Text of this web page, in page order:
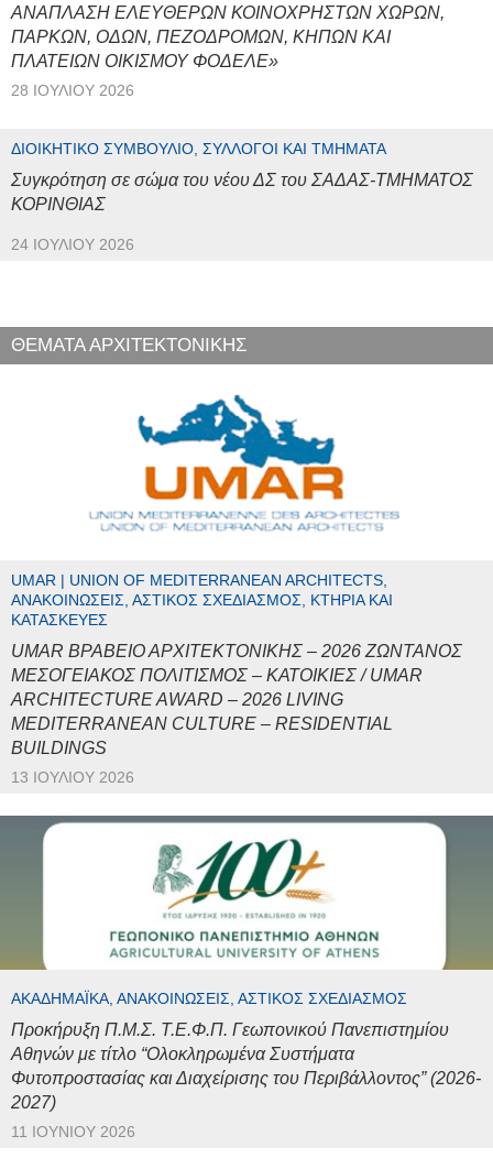
ΑΝΑΠΛΑΣΗ ΕΛΕΥΘΕΡΩΝ ΚΟΙΝΟΧΡΗΣΤΩΝ ΧΩΡΩΝ,
ΠΑΡΚΩΝ, ΟΔΩΝ, ΠΕΖΟΔΡΟΜΩΝ, ΚΗΠΩΝ ΚΑΙ
ΠΛΑΤΕΙΩΝ ΟΙΚΙΣΜΟΥ ΦΟΔΕΛΕ»
28 ΙΟΥΛΊΟΥ 2026
ΔΙΟΙΚΗΤΙΚΌ ΣΥΜΒΟΎΛΙΟ, ΣΎΛΛΟΓΟΙ ΚΑΙ ΤΜΉΜΑΤΑ
Συγκρότηση σε σώμα του νέου ΔΣ του ΣΑΔΑΣ-ΤΜΗΜΑΤΟΣ
ΚΟΡΙΝΘΙΑΣ
24 ΙΟΥΛΊΟΥ 2026
ΘΕΜΑΤΑ ΑΡΧΙΤΕΚΤΟΝΙΚΗΣ
UMAR | UNION OF MEDITERRANEAN ARCHITECTS,
ΑΝΑΚΟΙΝΏΣΕΙΣ, ΑΣΤΙΚΌΣ ΣΧΕΔΙΑΣΜΌΣ, ΚΤΉΡΙΑ ΚΑΙ
ΚΑΤΑΣΚΕΥΈΣ
UMAR ΒΡΑΒΕΙΟ ΑΡΧΙΤΕΚΤΟΝΙΚΗΣ – 2026 ΖΩΝΤΑΝΟΣ
ΜΕΣΟΓΕΙΑΚΟΣ ΠΟΛΙΤΙΣΜΟΣ – ΚΑΤΟΙΚΙΕΣ / UMAR
ARCHITECTURE AWARD – 2026 LIVING
MEDITERRANEAN CULTURE – RESIDENTIAL
BUILDINGS
13 ΙΟΥΛΊΟΥ 2026
ΑΚΑΔΗΜΑΪΚΆ, ΑΝΑΚΟΙΝΏΣΕΙΣ, ΑΣΤΙΚΌΣ ΣΧΕΔΙΑΣΜΌΣ
Προκήρυξη Π.Μ.Σ. Τ.Ε.Φ.Π. Γεωπονικού Πανεπιστημίου
Αθηνών με τίτλο “Ολοκληρωμένα Συστήματα
Φυτοπροστασίας και Διαχείρισης του Περιβάλλοντος” (2026-
2027)
11 ΙΟΥΝΊΟΥ 2026